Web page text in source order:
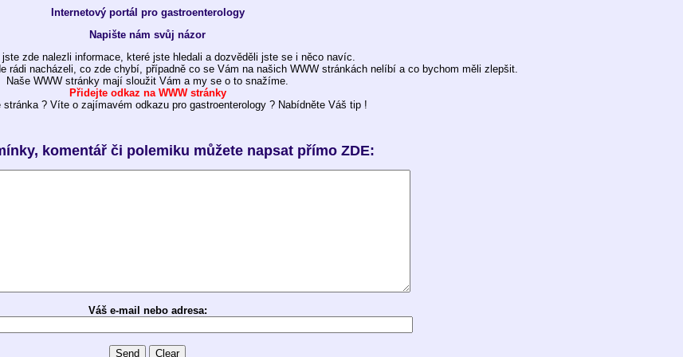
Internetový portál pro gastroenterology
Napište nám svůj názor
zde nalezli informace, které jste hledali a dozvěděli jste se i něco navíc.
rádi nacházeli, co zde chybí, případně co se Vám na našich WWW stránkách nelíbí a co bychom měli zlepšit.
Naše WWW stránky mají sloužit Vám a my se o to snažíme.
Přidejte odkaz na WWW stránky
stránka ? Víte o zajímavém odkazu pro gastroenterology ? Nabídněte Váš tip !
komentář či polemiku můžete napsat přímo ZDE:
Váš e-mail nebo adresa: